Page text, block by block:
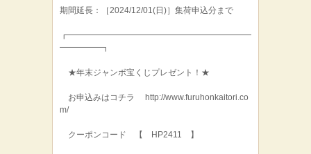
期間延長：［2024/12/01(日)］集荷申込分まで
┏━━━━━━━━━━━━━━━━━━━━━━
━━━━━┓
★年末ジャンボ宝くじプレゼント！★
お申込みはコチラ http://www.furuhonkaitori.co
m/
クーポンコード 【 HP2411 】